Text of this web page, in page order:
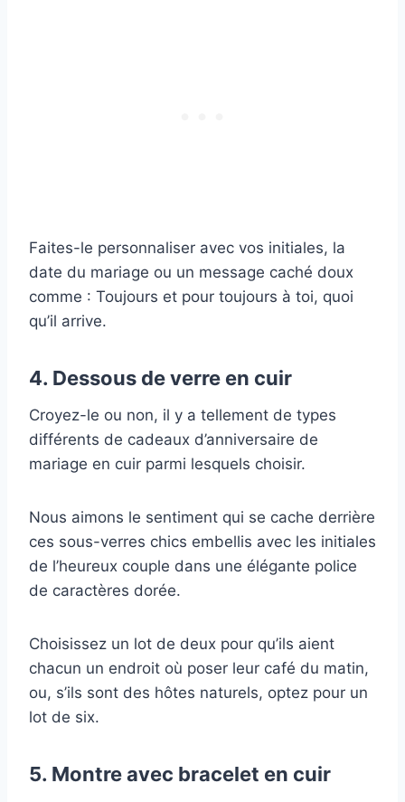
Faites-le personnaliser avec vos initiales, la
date du mariage ou un message caché doux
comme : Toujours et pour toujours à toi, quoi
qu’il arrive.
4. Dessous de verre en cuir
Croyez-le ou non, il y a tellement de types
différents de cadeaux d’anniversaire de
mariage en cuir parmi lesquels choisir.
Nous aimons le sentiment qui se cache derrière
ces sous-verres chics embellis avec les initiales
de l’heureux couple dans une élégante police
de caractères dorée.
Choisissez un lot de deux pour qu’ils aient
chacun un endroit où poser leur café du matin,
ou, s’ils sont des hôtes naturels, optez pour un
lot de six.
5. Montre avec bracelet en cuir